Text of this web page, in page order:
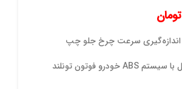
تومان
اندازه‌گیری سرعت چرخ جلو چپ
سازگاری کامل با سیستم ABS خودرو فوتون تونلند